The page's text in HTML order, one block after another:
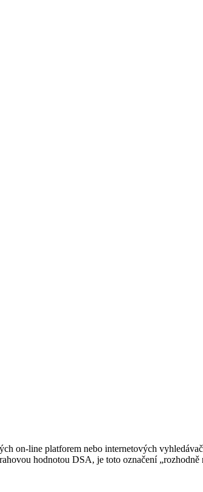
on-line platforem nebo internetových
hodnotou DSA, je toto označení